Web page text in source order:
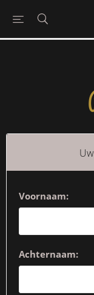
Voornaam:
Achternaam: